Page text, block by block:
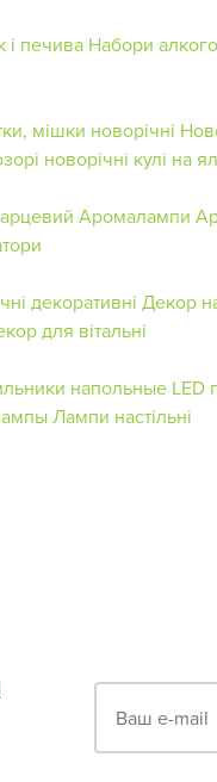
і печива Набори
мішки новорічні
новорічні кулі на
Аромалампи
декоративні Декор
для вітальні
напольные LED
Лампи настільні